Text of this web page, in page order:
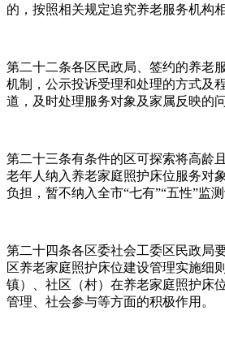
的，按照相关规定追究养老服务机构
第二十二条各区民政局、签约的养老
机制，公示投诉受理和处理的方式及
道，及时处理服务对象及家属反映的问
第二十三条有条件的区可探索将高龄
老年人纳入养老家庭照护床位服务对
负担，暂不纳入全市“七有”“五性”监测
第二十四条各区委社会工委区民政局
区养老家庭照护床位建设管理实施细
镇）、社区（村）在养老家庭照护床
管理、社会参与等方面的积极作用。